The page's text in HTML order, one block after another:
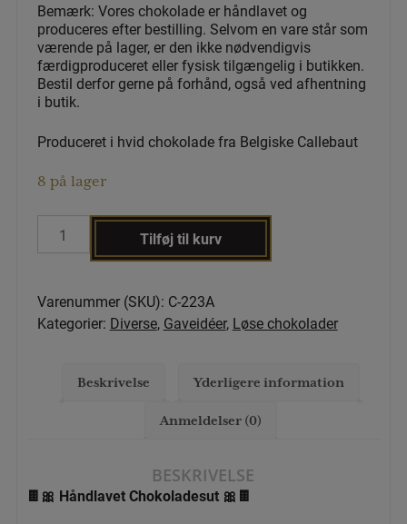
Bemærk: Vores chokolade er håndlavet og
produceres efter bestilling. Selvom en vare står som
værende på lager, er den ikke nødvendigvis
færdigproduceret eller fysisk tilgængelig i butikken.
Bestil derfor gerne på forhånd, også ved afhentning
i butik.
Produceret i hvid chokolade fra Belgiske Callebaut
8 på lager
Baby
Tilføj til kurv
Varenummer (SKU): C-223A
Kategorier: Diverse, Gaveidéer, Løse chokolader
Beskrivelse Yderligere information
Anmeldelser (0)
BESKRIVELSE
🍫🎀 Håndlavet Chokoladesut 🎀🍫